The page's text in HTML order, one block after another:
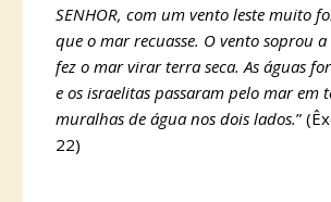
SENHOR, com um vento leste muito
que o mar recuasse. O vento soprou
fez o mar virar terra seca. As águas
e os israelitas passaram pelo mar em
muralhas de água nos dois lados.”
22)